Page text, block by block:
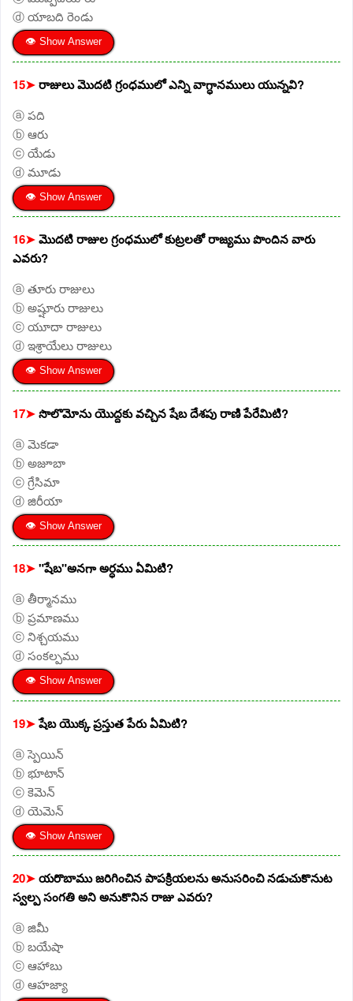
ⓓ యాబది రెండు
👁 Show Answer
15➤రాజులు మొదటి గ్రంధములో ఎన్ని వాగ్ధానములు యున్నవి?
ⓐ పది
ⓑ ఆరు
ⓒ యేడు
ⓓ మూడు
👁 Show Answer
16➤మొదటి రాజుల గ్రంధములో కుట్రలతో రాజ్యము పొందిన వారు
ఎవరు?
ⓐ తూరు రాజులు
ⓑ అష్షూరు రాజులు
ⓒ యూదా రాజులు
ⓓ ఇశ్రాయేలు రాజులు
👁 Show Answer
17➤సొలొమోను యొద్దకు వచ్చిన షేబ దేశపు రాణి పేరేమిటి?
ⓐ మెకడా
ⓑ అజూబా
ⓒ గ్రేసిమా
ⓓ జిరీయా
👁 Show Answer
18➤"షేబ"అనగా అర్ధము ఏమిటి?
ⓐ తీర్మానము
ⓑ ప్రమాణము
ⓒ నిశ్చయము
ⓓ సంకల్పము
👁 Show Answer
19➤షేబ యొక్క ప్రస్తుత పేరు ఏమిటి?
ⓐ స్పెయిన్
ⓑ భూటాన్
ⓒ కెమెన్
ⓓ యెమెన్
👁 Show Answer
20➤యరొబాము జరిగించిన పాపక్రియలను అనుసరించి నడుచుకొనుట
స్వల్ప సంగతి అని అనుకొనిన రాజు ఎవరు?
ⓐ జిమీ
ⓑ బయేషా
ⓒ ఆహాబు
ⓓ ఆహజ్యా